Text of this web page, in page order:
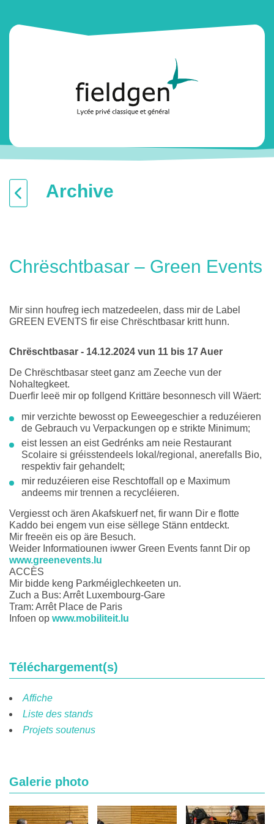
Archive
Chrëschtbasar – Green Events
Mir sinn houfreg iech matzedeelen, dass mir de Label
GREEN EVENTS fir eise Chrëschtbasar kritt hunn.
Chrëschtbasar - 14.12.2024 vun 11 bis 17 Auer
De Chrëschtbasar steet ganz am Zeeche vun der
Nohaltegkeet.
Duerfir leeë mir op follgend Krittäre besonnesch vill Wäert:
mir verzichte bewosst op Eeweegeschier a reduzéieren
de Gebrauch vu Verpackungen op e strikte Minimum;
eist Iessen an eist Gedrénks am neie Restaurant
Scolaire si gréisstendeels lokal/regional, anerefalls Bio,
respektiv fair gehandelt;
mir reduzéieren eise Reschtoffall op e Maximum
andeems mir trennen a recycléieren.
Vergiesst och ären Akafskuerf net, fir wann Dir e flotte
Kaddo bei engem vun eise sëllege Stänn entdeckt.
Mir freeën eis op äre Besuch.
Weider Informatiounen iwwer Green Events fannt Dir op
www.greenevents.lu
ACCÈS
Mir bidde keng Parkméiglechkeeten un.
Zuch a Bus: Arrêt Luxembourg-Gare
Tram: Arrêt Place de Paris
Infoen op www.mobiliteit.lu
Téléchargement(s)
Affiche
Liste des stands
Projets soutenus
Galerie photo